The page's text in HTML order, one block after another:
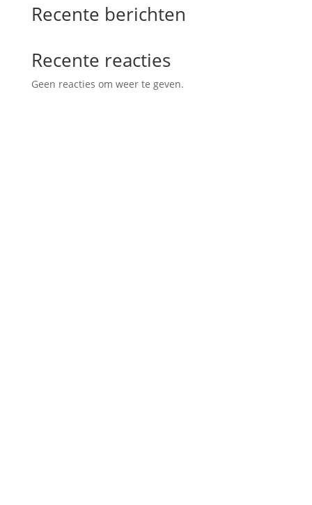
Recente berichten
Recente reacties
Geen reacties om weer te geven.